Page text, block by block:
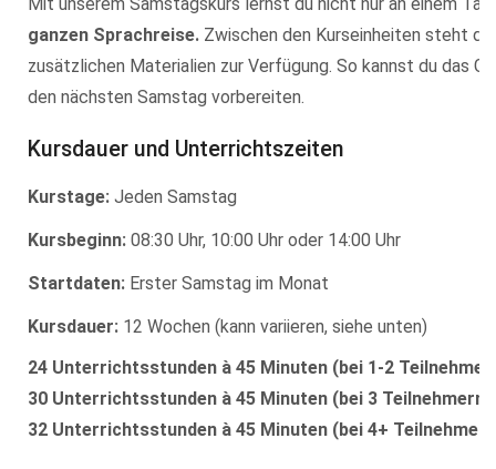
ganzen Sprachreise. Zwischen den Kurseinheiten steht
zusätzlichen Materialien zur Verfügung. So kannst du das
den nächsten Samstag vorbereiten.
Kursdauer und Unterrichtszeiten
Kurstage: Jeden Samstag
Kursbeginn: 08:30 Uhr, 10:00 Uhr oder 14:00 Uhr
Startdaten: Erster Samstag im Monat
Kursdauer: 12 Wochen (kann variieren, siehe unten)
24 Unterrichtsstunden à 45 Minuten (bei 1-2
30 Unterrichtsstunden à 45 Minuten (bei 3 Teilnehmern,
32 Unterrichtsstunden à 45 Minuten (bei 4+